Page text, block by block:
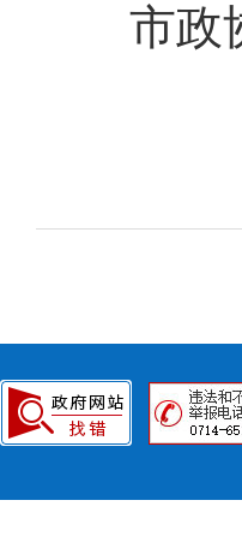
市政协